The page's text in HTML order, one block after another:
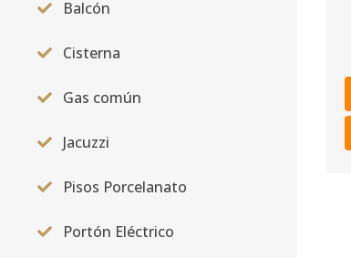
Balcón
Cisterna
Gas común
Jacuzzi
Pisos Porcelanato
Portón Eléctrico